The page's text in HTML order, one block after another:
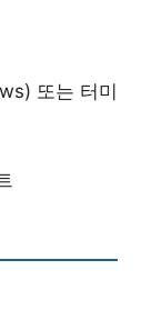
또는 터미